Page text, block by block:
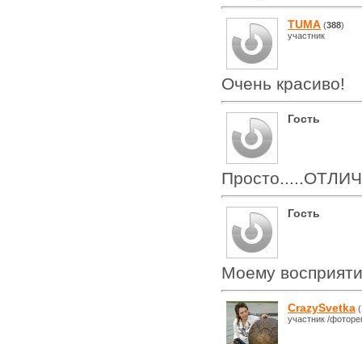
TUMA (388)
участник
Очень красиво!
Гость
Гость
Моему
CrazySvetka (
участник /